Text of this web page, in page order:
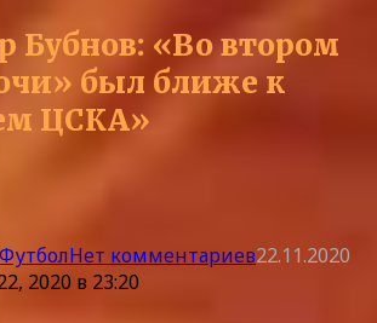
Бубнов: «Во втором
был ближе к
ЦСКА»
ФутболНет комментариев22.11.2020
2020 в 23:20